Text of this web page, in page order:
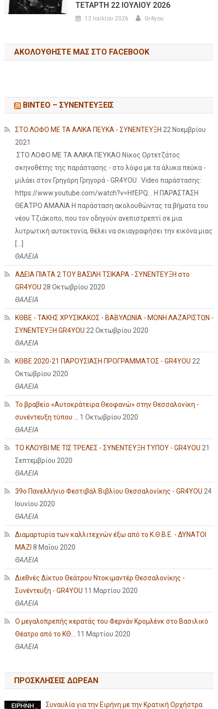
ΤΕΤΑΡΤΗ 22 ΙΟΥΛΙΟΥ 2026
12 Ιουλίου 2026 Gr4you
ΑΚΟΛΟΥΘΉΣΤΕ ΜΑΣ ΣΤΟ FACEBOOK
ΒΙΝΤΕΟ – ΣΥΝΕΝΤΕΥΞΕΙΣ
ΣΤΟ ΛΟΦΟ ΜΕ ΤΑ ΑΛΙΚΑ ΠΕΥΚΑ - ΣΥΝΕΝΤΕΥΞΗ 22 Νοεμβρίου
2021
ΣΤΟ ΛΟΦΟ ΜΕ ΤΑ ΑΛΙΚΑ ΠΕΥΚΑΟ Νίκος Ορτετζάτος
σκηνοθέτης της παράστασης - στο λόφο με τα άλυκα πεύκα -
μιλάει στον Γρηγόρη Γρηγορά - GR4YOU . Video παράστασης:
https://www.youtube.com/watch?v=HfEPQ... Η ΠΑΡΑΣΤΑΣΗ
ΘΕΑΤΡΟ ΑΜΑΛΙΑ Η παράσταση ακολουθώντας τα βήματα του
νέου Τζιάκοπο, που τον οδηγούν ανεπιστρεπτί σε μια
λυτρωτική αυτοκτονία, θέλει να σκιαγραφήσει την εικόνα μιας
ΘΑΛΕΙΑ
ΑΔΕΙΑ ΠΙΑΤΑ 2 ΤΟΥ ΒΑΣΙΛΗ ΤΣΙΚΑΡΑ - ΣΥΝΕΝΤΕΥΞΗ στο
GR4YOU 28 Οκτωβρίου 2020
ΘΑΛΕΙΑ
ΚΘΒΕ - ΤΑΚΗΣ ΧΡΥΣΙΚΑΚΟΣ - ΒΑΒΥΛΩΝΙΑ - ΜΟΝΗ ΛΑΖΑΡΙΣΤΩΝ -
ΣΥΝΕΝΤΕΥΞΗ GR4YOU 22 Οκτωβρίου 2020
ΘΑΛΕΙΑ
ΚΘΒΕ 2020-21 ΠΑΡΟΥΣΙΑΣΗ ΠΡΟΓΡΑΜΜΑΤΟΣ - GR4YOU 22
Οκτωβρίου 2020
ΘΑΛΕΙΑ
Το βραβείο «Αυτοκράτειρα Θεοφανώ» στην Θεσσαλονίκη -
συνέντευξη τύπου ...
1 Οκτωβρίου 2020
ΘΑΛΕΙΑ
ΤΟ ΚΛΟΥΒΙ ΜΕ ΤΙΣ ΤΡΕΛΕΣ - ΣΥΝΕΝΤΕΥΞΗ ΤΥΠΟΥ - GR4YOU 21
Σεπτεμβρίου 2020
ΘΑΛΕΙΑ
39ο Πανελλήνιο Φεστιβάλ Βιβλίου Θεσσαλονίκης - GR4YOU 24
Ιουνίου 2020
ΘΑΛΕΙΑ
Διαμαρτυρία των καλλιτεχνών έξω από το Κ.Θ.Β.Ε. - ΔΥΝΑΤΟΙ
ΜΑΖΙ 8 Μαΐου 2020
ΘΑΛΕΙΑ
Διεθνές Δίκτυο Θεάτρου Ντοκιμαντέρ Θεσσαλονίκης -
Συνέντευξη - GR4YOU 11 Μαρτίου 2020
ΘΑΛΕΙΑ
Ο μεγαλοπρεπής κερατάς του Φερνάν Κρομλένκ στο Βασιλικό
Θέατρο από το ΚΘ...
11 Μαρτίου 2020
ΘΑΛΕΙΑ
ΠΡΟΣΚΛΗΣΕΙΣ ΔΩΡΕΑΝ
Συναυλία για την Ειρήνη με την Κρατική Ορχήστρα